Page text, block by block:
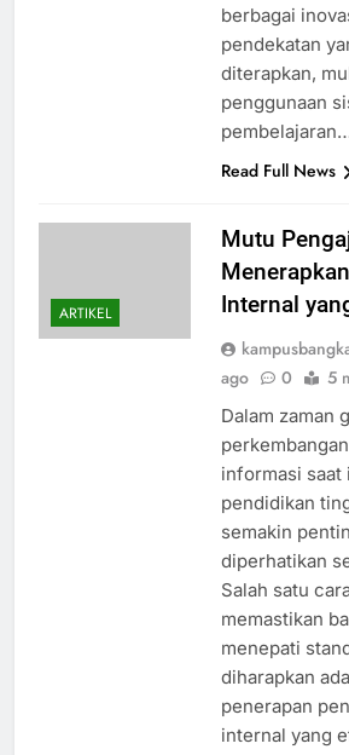
berbagai
pendekatan
diterapkan,
penggunaan
Read Full News
ARTIKEL
Mutu
Internal
ago
0 5
Dalam zaman
informasi saat
pendidikan
semakin
diperhatikan
Salah satu
memastikan
menepati
diharapkan
penerapan
internal yang